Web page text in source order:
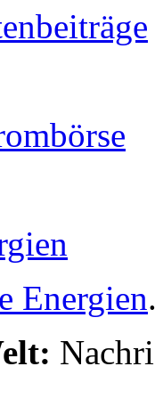
Energien